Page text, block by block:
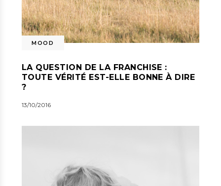
MOOD
LA QUESTION DE LA FRANCHISE :
TOUTE VÉRITÉ EST-ELLE BONNE À DIRE
?
13/10/2016